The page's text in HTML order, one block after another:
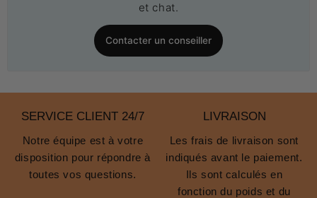
et chat.
Contacter un conseiller
SERVICE CLIENT 24/7
Notre équipe est à votre
disposition pour répondre à
toutes vos questions.
LIVRAISON
Les frais de livraison sont
indiqués avant le paiement.
Ils sont calculés en
fonction du poids et du